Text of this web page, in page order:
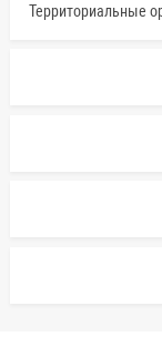
Территориальные